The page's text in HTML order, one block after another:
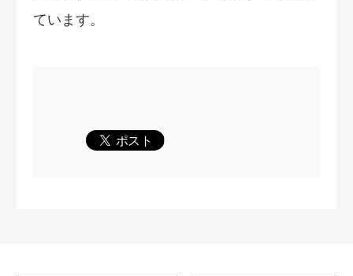
ています。